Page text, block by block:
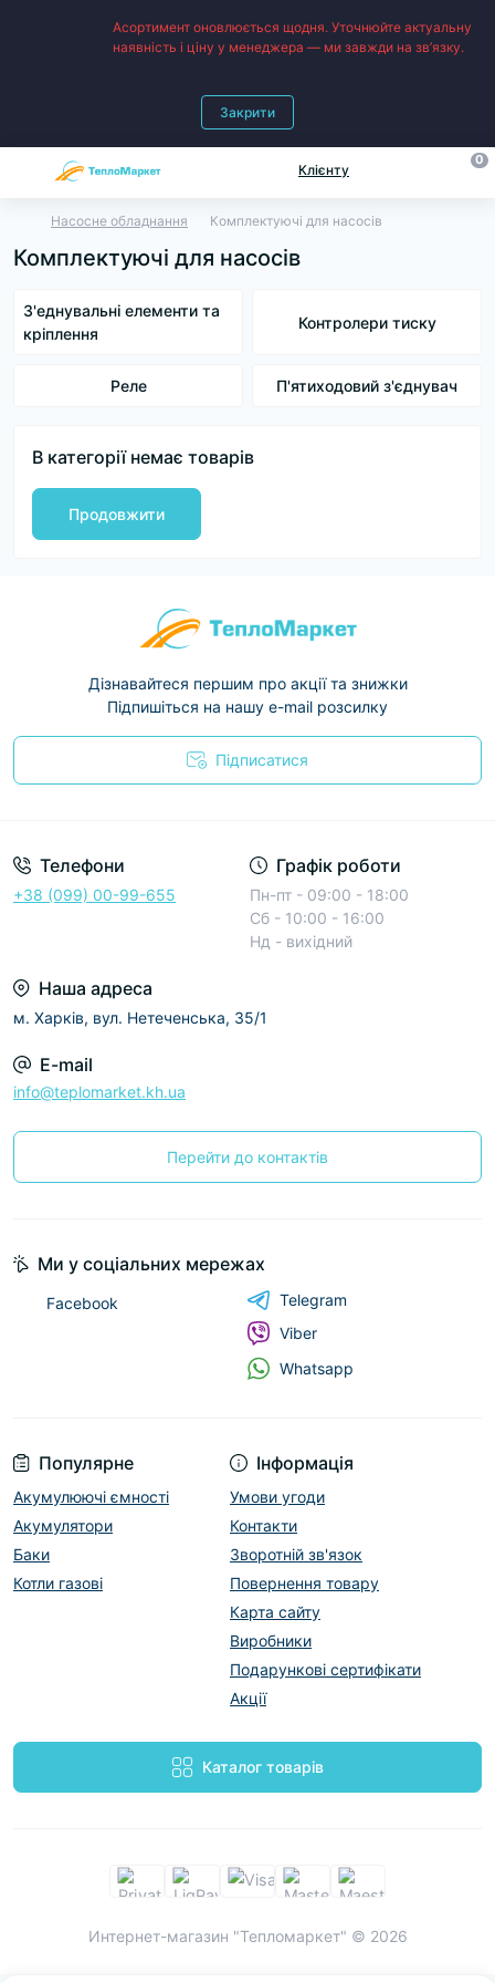
Асортимент оновлюється щодня. Уточнюйте актуальну
наявність і ціну у менеджера — ми завжди на зв’язку.
Закрити
Клієнту
0
Насосне обладнання Комплектуючі для насосів
Комплектуючі для насосів
З'еднувальні елементи та
кріплення
Контролери тиску
Реле П'ятиходовий з'єднувач
В категорії немає товарів
Продовжити
Дізнавайтеся першим про акції та знижки
Підпишіться на нашу e-mail розсилку
Підписатися
Телефони
+38 (099) 00-99-655
Графік роботи
Пн-пт - 09:00 - 18:00
Сб - 10:00 - 16:00
Нд - вихідний
Наша адреса
м. Харків, вул. Нетеченська, 35/1
E-mail
info@teplomarket.kh.ua
Перейти до контактів
Популярне
Акумулюючі ємності
Акумулятори
Баки
Котли газові
Інформація
Умови угоди
Контакти
Зворотній зв'язок
Повернення товару
Карта сайту
Виробники
Подарункові сертифікати
Акції
Каталог товарів
Ми у соціальних мережах
Facebook
Telegram
Viber
Whatsapp
Интернет-магазин "Тепломаркет" © 2026